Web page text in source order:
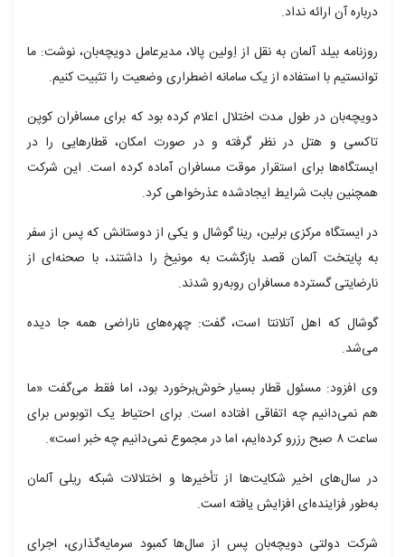
درباره آن ارائه نداد.
روزنامه بیلد آلمان به نقل از اِولین پالا، مدیرعامل دویچه‌بان، نوشت: ما
توانستیم با استفاده از یک سامانه اضطراری وضعیت را تثبیت کنیم.
دویچه‌بان در طول مدت اختلال اعلام کرده بود که برای مسافران کوپن
تاکسی و هتل در نظر گرفته و در صورت امکان، قطارهایی را در
ایستگاه‌ها برای استقرار موقت مسافران آماده کرده است. این شرکت
همچنین بابت شرایط ایجادشده عذرخواهی کرد.
در ایستگاه مرکزی برلین، رینا گوشال و یکی از دوستانش که پس از سفر
به پایتخت آلمان قصد بازگشت به مونیخ را داشتند، با صحنه‌ای از
نارضایتی گسترده مسافران روبه‌رو شدند.
گوشال که اهل آتلانتا است، گفت: چهره‌های ناراضی همه جا دیده
می‌شد.
وی افزود: مسئول قطار بسیار خوش‌برخورد بود، اما فقط می‌گفت «ما
هم نمی‌دانیم چه اتفاقی افتاده است. برای احتیاط یک اتوبوس برای
ساعت ۸ صبح رزرو کرده‌ایم، اما در مجموع نمی‌دانیم چه خبر است».
در سال‌های اخیر شکایت‌ها از تأخیرها و اختلالات شبکه ریلی آلمان
به‌طور فزاینده‌ای افزایش یافته است.
شرکت دولتی دویچه‌بان پس از سال‌ها کمبود سرمایه‌گذاری، اجرای